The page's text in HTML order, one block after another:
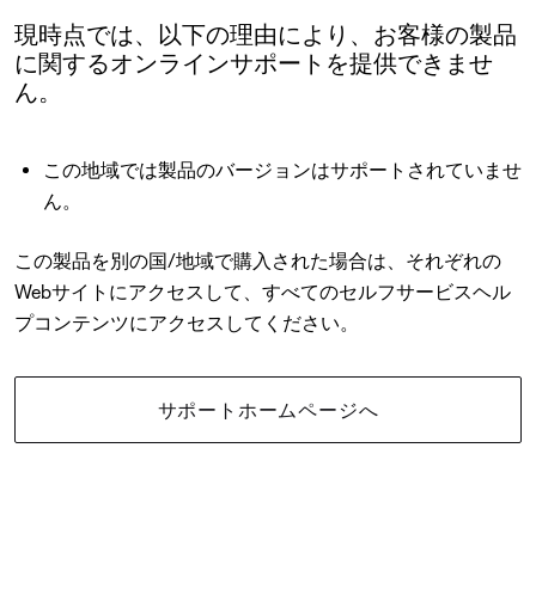
現時点では、以下の理由により、お客様の製品
に関するオンラインサポートを提供できませ
ん。
この地域では製品のバージョンはサポートされていませ
ん。
この製品を別の国/地域で購入された場合は、それぞれの
Webサイトにアクセスして、すべてのセルフサービスヘル
プコンテンツにアクセスしてください。
サポートホームページへ